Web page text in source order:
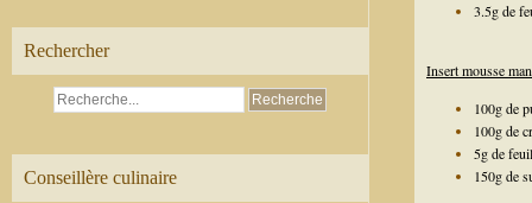
Rechercher
Conseillère culinaire
3.5g de
Insert mousse
100g de
100g de
5g de
150g de